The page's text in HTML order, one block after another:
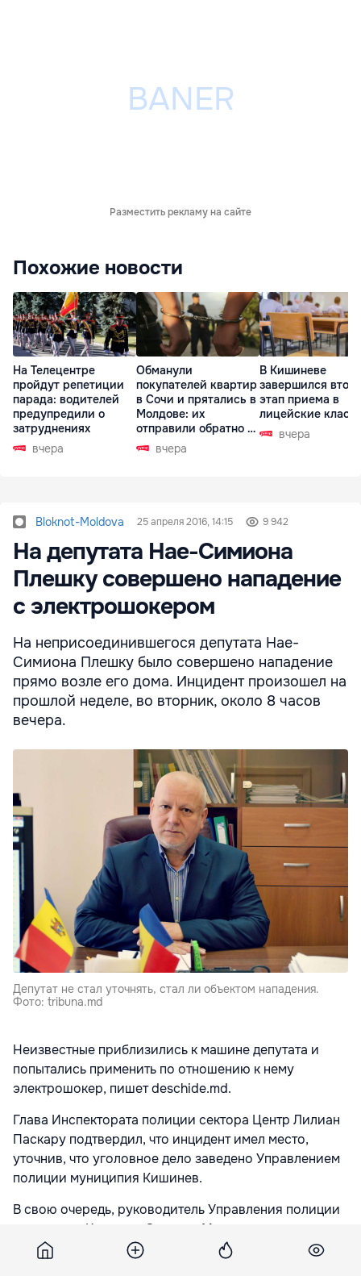
Разместить рекламу на сайте
Похожие новости
На Телецентре
пройдут репетиции
парада: водителей
предупредили о
затруднениях
вчера
Обманули
покупателей квартир
в Сочи и прятались в
Молдове: их
отправили обратно в
РФ вчера
В Кишиневе
завершился
этап приема в
лицейские
вчера
Bloknot-Moldova 25 апреля 2016, 14:15 9 942
На депутата Нае-Симиона
Плешку совершено нападение
с электрошокером
На неприсоединившегося депутата Нае-
Симиона Плешку было совершено нападение
прямо возле его дома. Инцидент произошел на
прошлой неделе, во вторник, около 8 часов
вечера.
Депутат не стал уточнять, стал ли объектом нападения.
Фото: tribuna.md
Неизвестные приблизились к машине депутата и
попытались применить по отношению к нему
электрошокер, пишет deschide.md.
Глава Инспектората полиции сектора Центр Лилиан
Паскару подтвердил, что инцидент имел место,
уточнив, что уголовное дело заведено Управлением
полиции муниципия Кишинев.
В свою очередь, руководитель Управления полиции
муниципия Кишинев Сильвиу Мушук не подтвердил,
но и не опроверг информацию.